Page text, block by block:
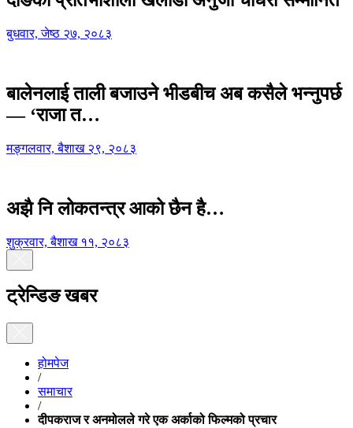
बुधवार, जेष्ठ २७, २०८३
बालेनलाई ताली बजाउने भीडबीच अब कसैले भन्नुपर्छ
— ‘राजा त…
मङ्गलवार, बैशाख २९, २०८३
अझै नि लोकतन्त्र आको छैन है…
शुक्रवार, बैशाख ११, २०८३
ट्रेन्डिङ खबर
होमपेज
/
समाचार
/
दीपकराज र अनमोलले गरे एक अर्काको फिल्मको प्रचार